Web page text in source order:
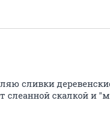
сливки
слеанной скалкой и